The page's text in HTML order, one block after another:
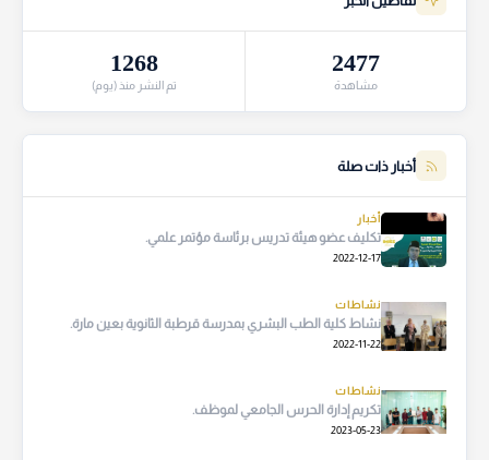
2477
مشاهدة
1268
تم النشر منذ (يوم)
أخبار ذات صلة
أخبار
تكليف عضو هيئة تدريس برئاسة مؤتمر علمي.
2022-12-17
نشاطات
نشاط كلية الطب البشري بمدرسة قرطبة الثانوية بعين مارة.
2022-11-22
نشاطات
تكريم إدارة الحرس الجامعي لموظف.
2023-05-23